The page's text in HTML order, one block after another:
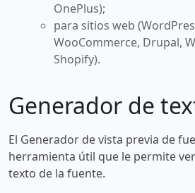
OnePlus);
para sitios web
WooCommerce, Drupal,
Shopify).
Generador de
El Generador de vista previa de
herramienta útil que le permite
texto de la fuente.